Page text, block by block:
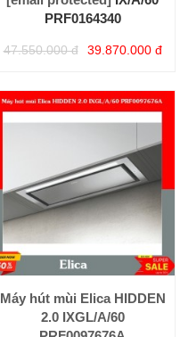
PRF0164340
47.550.000 đ 39.870.000 đ
Máy hút mùi Elica HIDDEN
2.0 IXGL/A/60